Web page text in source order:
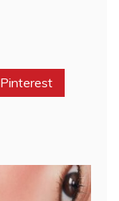
Pinterest